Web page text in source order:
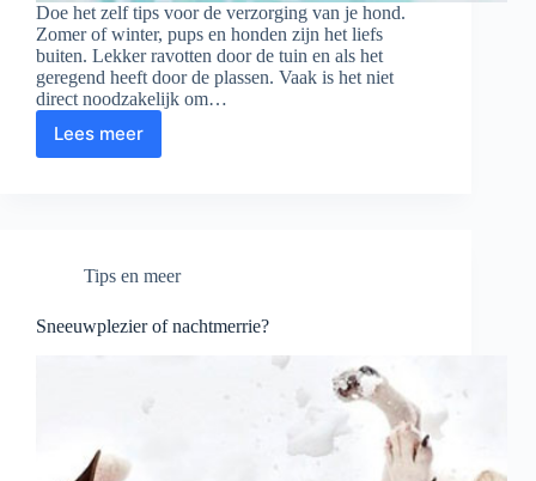
Doe het zelf tips voor de verzorging van je hond.
Zomer of winter, pups en honden zijn het liefs
buiten. Lekker ravotten door de tuin en als het
geregend heeft door de plassen. Vaak is het niet
direct noodzakelijk om…
Lees meer
Verzorging
Tips en meer
Sneeuwplezier of nachtmerrie?